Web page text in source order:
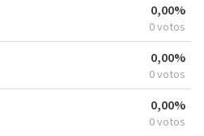
0,00%
0 votos
0,00%
0 votos
0,00%
0 votos